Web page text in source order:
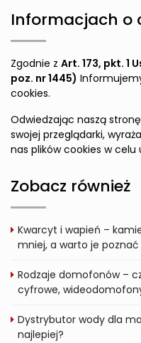
Informacjach o
Zgodnie z Art. 173, pkt. 1
poz. nr 1445)
cookies.
Odwiedzając naszą
swojej przeglądarki,
nas plików cookies w celu
Zobacz również
Kwarcyt i wapień –
mniej, a warto je poznać
Rodzaje domofonów –
cyfrowe,
Dystrybutor wody dla
najlepiej?